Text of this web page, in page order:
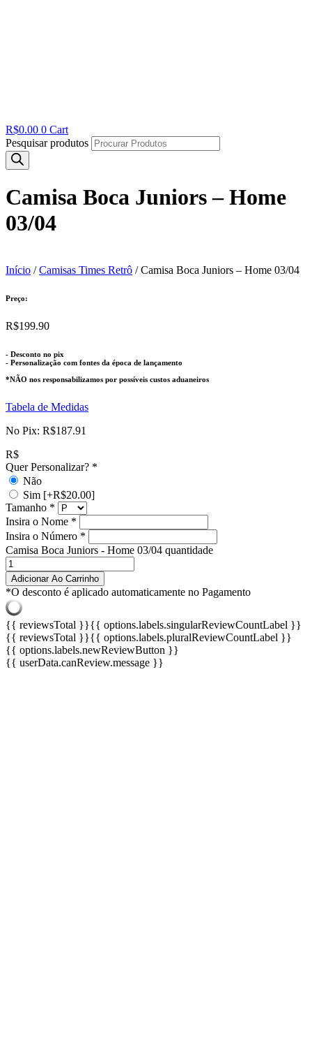
R$0.00 0 Cart
Pesquisar produtos
Camisa Boca Juniors – Home
03/04
Início /Camisas Times Retrô / Camisa Boca Juniors – Home 03/04
Preço:
R$199.90
- Desconto no pix
- Personalização com fontes da época de lançamento
*NÃO nos responsabilizamos por possíveis custos aduaneiros
Tabela de Medidas
No Pix: R$187.91
R$
Quer Personalizar? *
Não
Sim [+R$20.00]
Tamanho *
Insira o Nome *
Insira o Número *
Camisa Boca Juniors - Home 03/04 quantidade
Adicionar Ao Carrinho
*O desconto é aplicado automaticamente no Pagamento
{{ reviewsTotal }}{{ options.labels.singularReviewCountLabel }}
{{ reviewsTotal }}{{ options.labels.pluralReviewCountLabel }}
{{ options.labels.newReviewButton }}
{{ userData.canReview.message }}